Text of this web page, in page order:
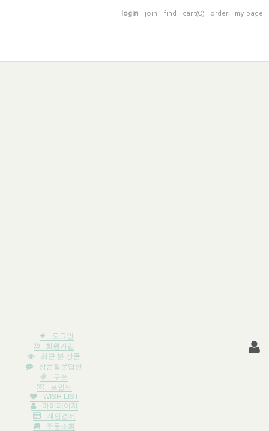
login join find cart(0) order my page
로그인
회원가입
최근 본 상품
상품질문답변
쿠폰
포인트
WISH LIST
마이페이지
개인결제
주문조회